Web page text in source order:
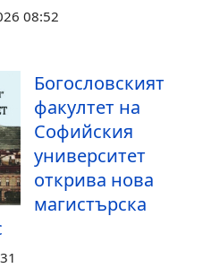
08:52
Богословският
факултет на
Софийския
университет
открива нова
магистърска